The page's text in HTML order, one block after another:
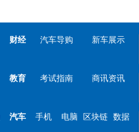
财经 汽车导购 新车展示
教育 考试指南 商讯资讯
汽车 手机 电脑 区块链 数据